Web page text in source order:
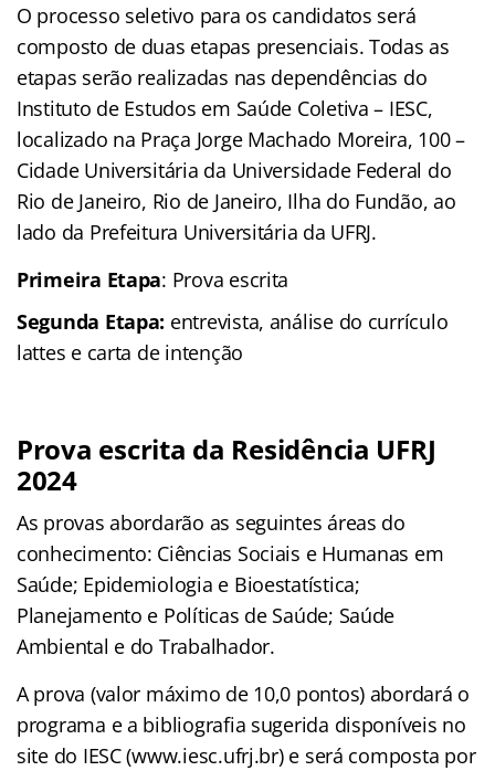
O processo seletivo para os candidatos será
composto de duas etapas presenciais. Todas as
etapas serão realizadas nas dependências do
Instituto de Estudos em Saúde Coletiva – IESC,
localizado na Praça Jorge Machado Moreira, 100 –
Cidade Universitária da Universidade Federal do
Rio de Janeiro, Rio de Janeiro, Ilha do Fundão, ao
lado da Prefeitura Universitária da UFRJ.
Primeira Etapa: Prova escrita
Segunda Etapa: entrevista, análise do currículo
lattes e carta de intenção
Prova escrita da Residência UFRJ
2024
As provas abordarão as seguintes áreas do
conhecimento: Ciências Sociais e Humanas em
Saúde; Epidemiologia e Bioestatística;
Planejamento e Políticas de Saúde; Saúde
Ambiental e do Trabalhador.
A prova (valor máximo de 10,0 pontos) abordará o
programa e a bibliografia sugerida disponíveis no
site do IESC (www.iesc.ufrj.br) e será composta por